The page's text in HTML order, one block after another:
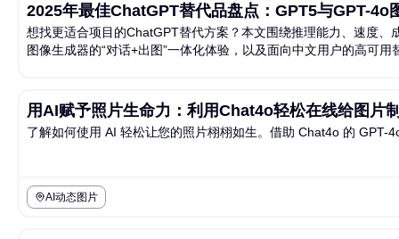
2025年最佳ChatGPT替代品盘点：GPT5与GPT-4o
想找更适合项目的ChatGPT替代方案？本文围绕推理能力、速度
图像生成器的“对话+出图”一体化体验，以及面向中文用户的高可
用AI赋予照片生命力：利用Chat4o轻松在线给图片
了解如何使用 AI 轻松让您的照片栩栩如生。借助 Chat4o 的
AI动态图片